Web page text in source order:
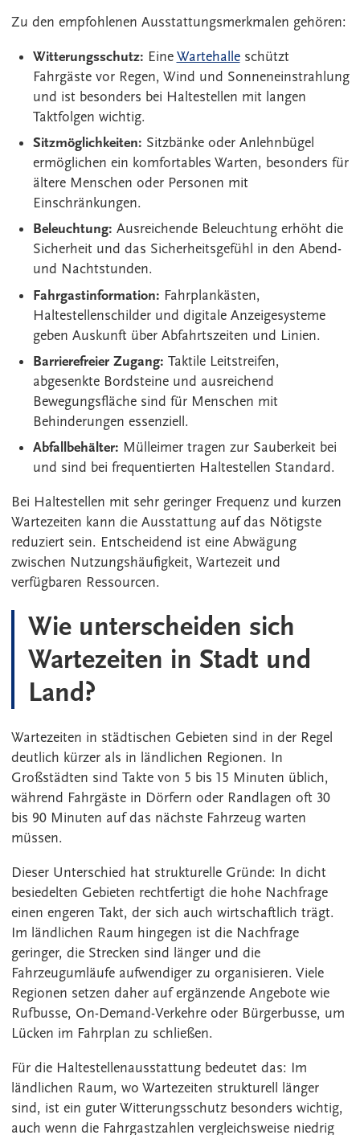
Zu den empfohlenen Ausstattungsmerkmalen gehören:
Witterungsschutz: EineWartehalleschützt
Fahrgäste vor Regen, Wind und Sonneneinstrahlung
und ist besonders bei Haltestellen mit langen
Taktfolgen wichtig.
Sitzmöglichkeiten: Sitzbänke oder Anlehnbügel
ermöglichen ein komfortables Warten, besonders für
ältere Menschen oder Personen mit
Einschränkungen.
Beleuchtung: Ausreichende Beleuchtung erhöht die
Sicherheit und das Sicherheitsgefühl in den Abend-
und Nachtstunden.
Fahrgastinformation: Fahrplankästen,
Haltestellenschilder und digitale Anzeigesysteme
geben Auskunft über Abfahrtszeiten und Linien.
Barrierefreier Zugang: Taktile Leitstreifen,
abgesenkte Bordsteine und ausreichend
Bewegungsfläche sind für Menschen mit
Behinderungen essenziell.
Abfallbehälter: Mülleimer tragen zur Sauberkeit bei
und sind bei frequentierten Haltestellen Standard.
Bei Haltestellen mit sehr geringer Frequenz und kurzen
Wartezeiten kann die Ausstattung auf das Nötigste
reduziert sein. Entscheidend ist eine Abwägung
zwischen Nutzungshäufigkeit, Wartezeit und
verfügbaren Ressourcen.
Wie unterscheiden sich
Wartezeiten in Stadt und
Land?
Wartezeiten in städtischen Gebieten sind in der Regel
deutlich kürzer als in ländlichen Regionen. In
Großstädten sind Takte von 5 bis 15 Minuten üblich,
während Fahrgäste in Dörfern oder Randlagen oft 30
bis 90 Minuten auf das nächste Fahrzeug warten
müssen.
Dieser Unterschied hat strukturelle Gründe: In dicht
besiedelten Gebieten rechtfertigt die hohe Nachfrage
einen engeren Takt, der sich auch wirtschaftlich trägt.
Im ländlichen Raum hingegen ist die Nachfrage
geringer, die Strecken sind länger und die
Fahrzeugumläufe aufwendiger zu organisieren. Viele
Regionen setzen daher auf ergänzende Angebote wie
Rufbusse, On-Demand-Verkehre oder Bürgerbusse, um
Lücken im Fahrplan zu schließen.
Für die Haltestellenausstattung bedeutet das: Im
ländlichen Raum, wo Wartezeiten strukturell länger
sind, ist ein guter Witterungsschutz besonders wichtig,
auch wenn die Fahrgastzahlen vergleichsweise niedrig